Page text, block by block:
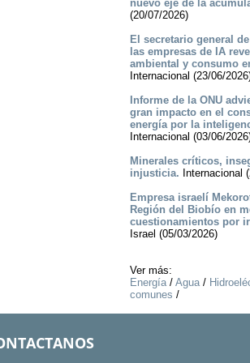
nuevo eje de la
(20/07/2026)
El secretario general
las empresas de IA
ambiental y consumo
Internacional (23/06/
Informe de la ONU
gran impacto en el
energía por la
Internacional (03/06/
Minerales críticos,
injusticia. Internacional
Empresa israelí
Región del Biobío en
cuestionamientos por
Israel (05/03/2026)
Ver más:
Energía/ Agua/
comunes /